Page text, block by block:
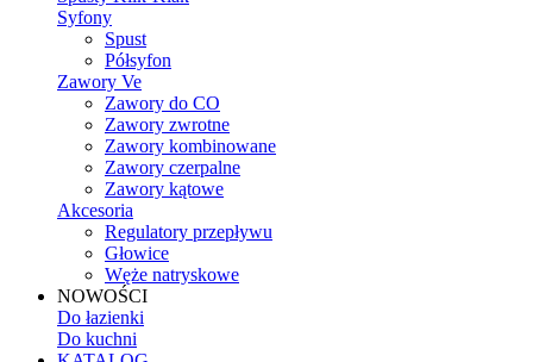
Syfony
Spust
Półsyfon
Zawory Ve
Zawory do CO
Zawory zwrotne
Zawory kombinowane
Zawory czerpalne
Zawory kątowe
Akcesoria
Regulatory przepływu
Głowice
Węże natryskowe
NOWOŚCI
Do łazienki
Do kuchni